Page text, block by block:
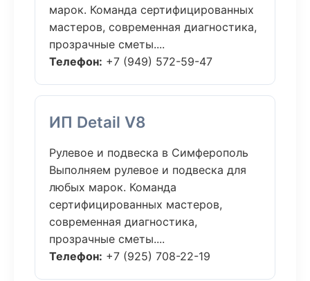
марок. Команда сертифицированных
мастеров, современная диагностика,
прозрачные сметы....
Телефон: +7 (949) 572-59-47
ИП Detail V8
Рулевое и подвеска в Симферополь
Выполняем рулевое и подвеска для
любых марок. Команда
сертифицированных мастеров,
современная диагностика,
прозрачные сметы....
Телефон: +7 (925) 708-22-19